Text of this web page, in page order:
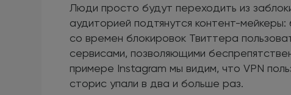
Люди просто будут переходить из
аудиторией подтянутся контент-
со времен блокировок Твиттера
сервисами, позволяющими
примере Instagram мы видим, что VPN
сторис упали в два и больше раз.